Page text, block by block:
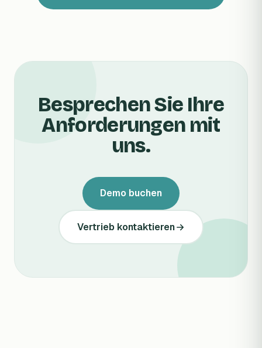
Besprechen Sie Ihre
Anforderungen mit
uns.
Demo buchen
Vertrieb kontaktieren